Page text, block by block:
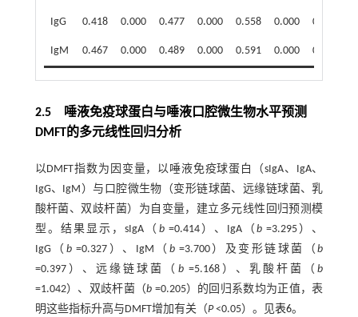
IgG 0.418 0.000 0.477 0.000 0.558 0.000 0.492
IgM 0.467 0.000 0.489 0.000 0.591 0.000 0.466
2.5 唾液免疫球蛋白与唾液口腔微生物水平预测
DMFT的多元线性回归分析
以DMFT指数为因变量，以唾液免疫球蛋白（sIgA、IgA、
IgG、IgM）与口腔微生物（变形链球菌、远缘链球菌、乳
酸杆菌、双歧杆菌）为自变量，建立多元线性回归预测模
型。结果显示，sIgA（ b=0.414）、IgA（b =3.295）、
IgG（ b=0.327）、IgM（ b=3.700）及变形链球菌（b
=0.397）、远缘链球菌（ b=5.168）、乳酸杆菌（b
=1.042）、双歧杆菌（b =0.205）的回归系数均为正值，表
明这些指标升高与DMFT增加有关（P<0.05）。见表6。